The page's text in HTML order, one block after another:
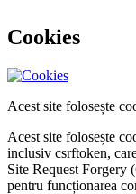
Cookies
Acest site folosește
Acest site folosește
inclusiv csrftoken,
Site Request Forgery
pentru funcționarea